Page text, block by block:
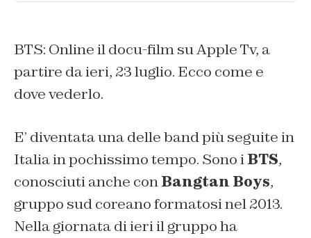
BTS: Online il docu-film su Apple Tv, a
partire da ieri, 23 luglio. Ecco come e
dove vederlo.
E’ diventata una delle band più seguite in
Italia in pochissimo tempo. Sono iBTS,
conosciuti anche conBangtan Boys,
gruppo sud coreano formatosi nel 2013.
Nella giornata di ieri il gruppo ha